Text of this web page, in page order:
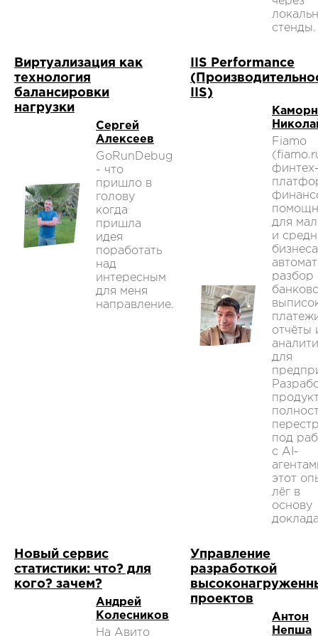
стенды.
Виртуализация как
технология
балансировки
нагрузки
Сергей
Алексеев
GoRunDebug
- что
пришло в
голову
когда
пришла
идея
поработать
над
интересным
для меня
направление.
IIS Performance
IIS)
Fiamo
для
и
разбор
отчёты
для
под
с AI-
этот
лёг в
основу
Новый сервис
статистики: что? для
кого? зачем?
Андрей
Колесников
На Авито
Управление
разработкой
проектов
Антон
Непша